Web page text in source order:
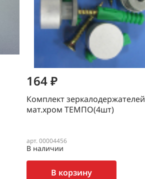
164 ₽
Комплект зеркалодержателей
мат.хром ТЕМПО(4шт)
арт. 00004456
В наличии
В корзину